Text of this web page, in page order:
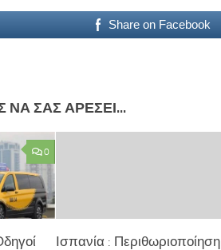
Share on Facebook
ΝΑ ΣΑΣ ΑΡΈΣΕΙ...
0
Ισπανία : Περιθωριοποίηση